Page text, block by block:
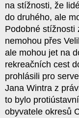
na stížnosti, že
do druhého, ale
Podobné stížnosti
nemohou přes
ale mohou jet na
rekreačních cest
prohlásili pro
Jana Wintra z
to bylo
obyvatele okresů